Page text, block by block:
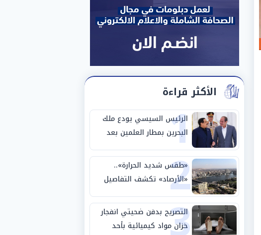
الأكثر قراءة
1
الرئيس السيسي يودع ملك
البحرين بمطار العلمين بعد
انتهاء زيارته لمصر
2
«طقس شديد الحرارة»..
«الأرصاد» تكشف التفاصيل
والظواهر الجوية اليوم
الجمعة
التصريح بدفن ضحيتي انفجار
خزان مواد كيميائية بأحد